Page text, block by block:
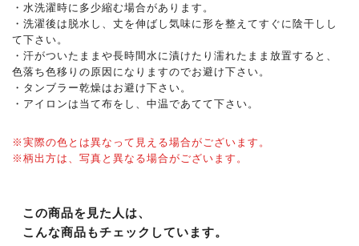
・水洗濯時に多少縮む場合があります。
・洗濯後は脱水し、丈を伸ばし気味に形を整えてすぐに陰干しし
て下さい。
・汗がついたままや長時間水に漬けたり濡れたまま放置すると、
色落ち色移りの原因になりますのでお避け下さい。
・タンブラー乾燥はお避け下さい。
・アイロンは当て布をし、中温であてて下さい。
※実際の色とは異なって見える場合がございます。
※柄出方は、写真と異なる場合がございます。
この商品を見た人は、
こんな商品もチェックしています。